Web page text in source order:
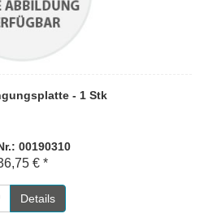
- 1 Stk
00190310
€ *
Details